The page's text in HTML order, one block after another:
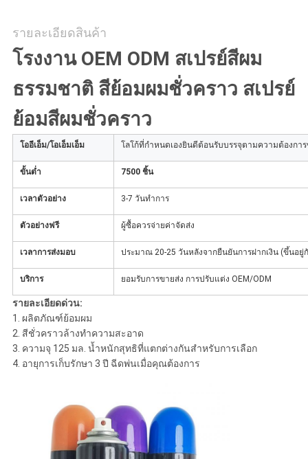
เป็น
ส่วน
ตัว
รายละเอียดสินค้า
โรงงาน OEM ODM สเปรย์สีผม
ธรรมชาติ สีย้อมผมชั่วคราว สเปรย์
ย้อมสีผมชั่วคราว
โออีเอ็ม/โอเอ็มเอ็ม โลโก้ที่กำหนดเองยินดีต้อนรับบรรจุตามความต้องกา
ขั้นต่ำ 7500 ชิ้น
เวลาตัวอย่าง 3-7 วันทำการ
ตัวอย่างฟรี ผู้ซื้อควรจ่ายค่าจัดส่ง
เวลาการส่งมอบ ประมาณ 20-25 วันหลังจากยืนยันการฝากเงิน (ขึ้นอ
บริการ ยอมรับการขายส่ง การปรับแต่ง OEM/ODM
รายละเอียดด่วน:
1. ผลิตภัณฑ์ย้อมผม
2. สีชั่วคราวล้างทำความสะอาด
3. ความจุ 125 มล. น้ำหนักสุทธิที่แตกต่างกันสำหรับการเลือก
4. อายุการเก็บรักษา 3 ปี ฉีดพ่นเมื่อคุณต้องการ